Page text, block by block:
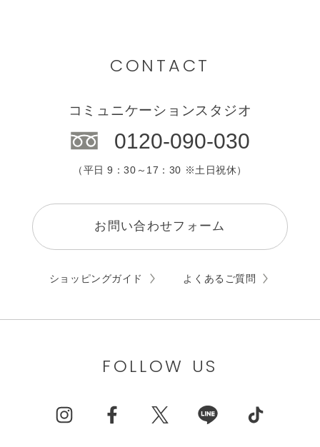
CONTACT
コミュニケーションスタジオ
0120-090-030
（平日 9：30～17：30 ※土日祝休）
お問い合わせフォーム
ショッピングガイド よくあるご質問
FOLLOW US